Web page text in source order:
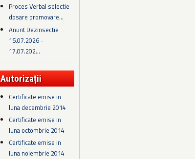
Proces Verbal selectie
dosare promovare...
Anunt Dezinsectie
15.07.2026 -
17.07.202...
Autorizații
Certificate emise in
luna decembrie 2014
Certificate emise in
luna octombrie 2014
Certificate emise in
luna noiembrie 2014